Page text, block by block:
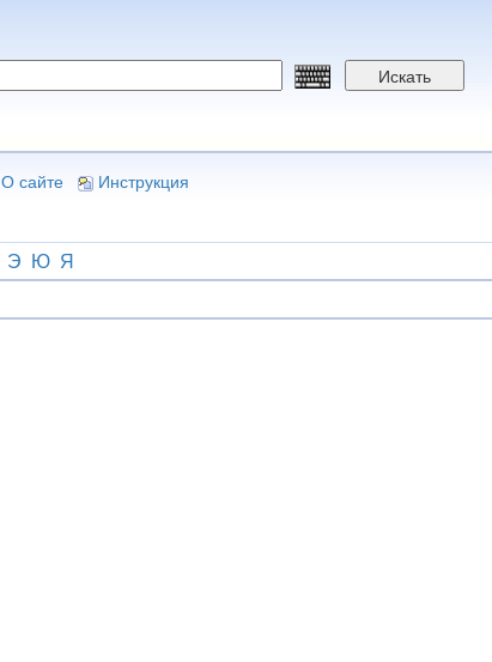
Искать
О сайте Инструкция
Э Ю Я